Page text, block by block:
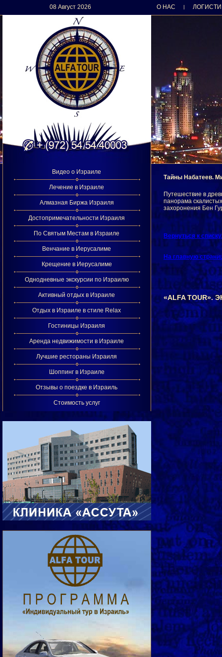
08 Август 2026 О НАС |
Видео о Израиле
Лечение в Израиле
Алмазная Биржа Израиля
Достопримечательности Израиля
По Святым Местам в Израиле
Венчание в Иерусалиме
Крещение в Иерусалиме
Однодневные экскурсии по Израилю
Активный отдых в Израиле
Отдых в Израиле в стиле Relax
Гостиницы Израиля
Аренда недвижимости в Израиле
Лучшие рестораны Израиля
Шоппинг в Израиле
Отзывы о поездке в Израиль
Стоимость услуг
Тайны Набатеев.
Путешествие в
панорама
захоронения Бен
Вернуться к
На главную
«ALFA